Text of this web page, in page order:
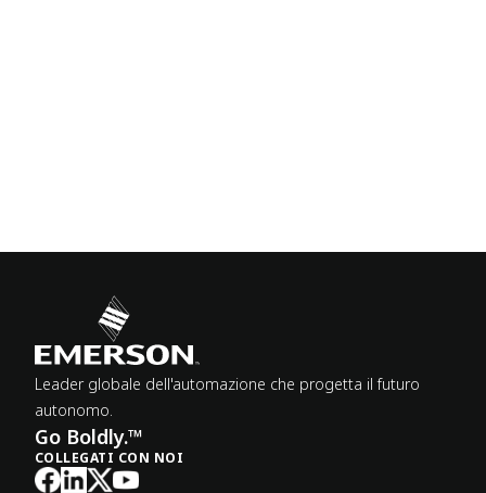
Leader globale dell'automazione che progetta il futuro
autonomo.
Go Boldly.™
COLLEGATI CON NOI